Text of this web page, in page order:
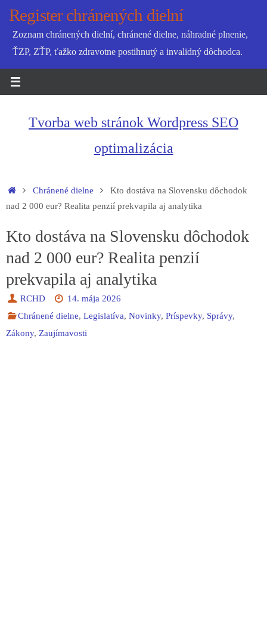
SkipRegister chránených dielní
Zoznam chránených dielní, chránené dielne, náhradné plnenie,
ŤZP, ZŤP, ťažko zdravotne postihnutý a invalidný dôchodca.
Tvorba web stránok Wordpress SEO
optimalizácia
HomeChránené dielne
Kto dostáva na Slovensku dôchodok
nad 2 000 eur? Realita penzií prekvapila aj analytika
Kto dostáva na Slovensku dôchodok
nad 2 000 eur? Realita penzií
prekvapila aj analytika
RCHD
14. mája 2026
Chránené dielne,Legislatíva,Novinky,Príspevky, Správy,
Zákony, Zaujímavosti